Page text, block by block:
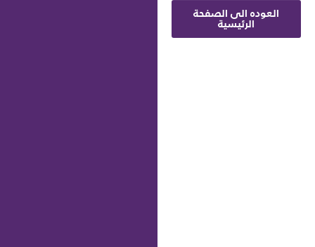
العوده الى الصفحة
الرئيسية